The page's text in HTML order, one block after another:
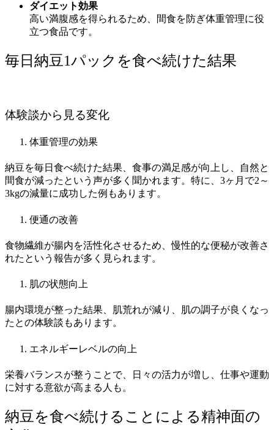
ダイエット効果
高い満腹感を得られるため、間食を防ぎ体重管理に役
立つ食品です。
毎日納豆1パックを食べ続けた結果
体験談から見る変化
体重管理の効果
納豆を毎日食べ続けた結果、食事の満足感が向上し、自然と
間食が減ったという声が多く聞かれます。特に、3ヶ月で2～
3kgの減量に成功した例もあります。
便通の改善
食物繊維が腸内を活性化させるため、慢性的な便秘が改善さ
れたという報告が多く見られます。
肌の状態向上
腸内環境が整った結果、肌荒れが減り、肌の調子が良くなっ
たとの体験談もあります。
エネルギーレベルの向上
栄養バランスが整うことで、日々の活力が増し、仕事や運動
に対する意欲が高まる人も。
納豆を食べ続けることによる精神面の